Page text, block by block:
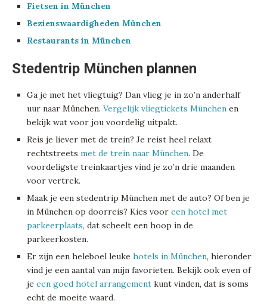
Fietsen in München
Bezienswaardigheden München
Restaurants in München
Stedentrip München plannen
Ga je met het vliegtuig? Dan vlieg je in zo’n anderhalf
uur naar München. Vergelijk vliegtickets München en
bekijk wat voor jou voordelig uitpakt.
Reis je liever met de trein? Je reist heel relaxt
rechtstreets met de trein naar München. De
voordeligste treinkaartjes vind je zo’n drie maanden
voor vertrek.
Maak je een stedentrip München met de auto? Of ben je
in München op doorreis? Kies voor een hotel met
parkeerplaats, dat scheelt een hoop in de
parkeerkosten.
Er zijn een heleboel leuke hotels in München, hieronder
vind je een aantal van mijn favorieten. Bekijk ook even of
je een goed hotel arrangement kunt vinden, dat is soms
echt de moeite waard.